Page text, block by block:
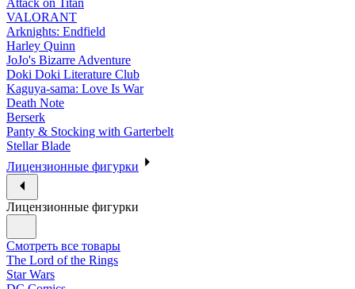
Attack on Titan
VALORANT
Arknights: Endfield
Harley Quinn
JoJo's Bizarre Adventure
Doki Doki Literature Club
Kaguya-sama: Love Is War
Death Note
Berserk
Panty & Stocking with Garterbelt
Stellar Blade
Лицензионные фигурки
Лицензионные фигурки
Смотреть все товары
The Lord of the Rings
Star Wars